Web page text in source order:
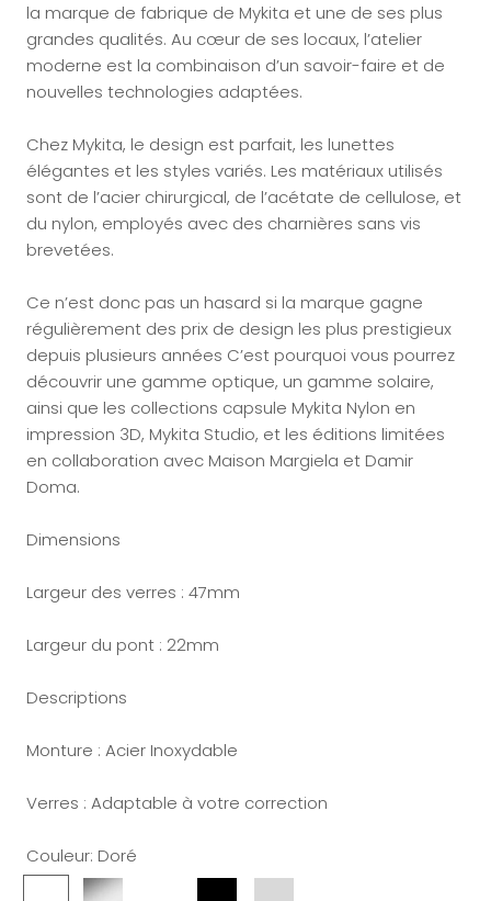
la marque de fabrique de Mykita et une de ses plus
grandes qualités. Au cœur de ses locaux, l’atelier
moderne est la combinaison d’un savoir-faire et de
nouvelles technologies adaptées.
Chez Mykita, le design est parfait, les lunettes
élégantes et les styles variés. Les matériaux utilisés
sont de l’acier chirurgical, de l’acétate de cellulose, et
du nylon, employés avec des charnières sans vis
brevetées.
Ce n’est donc pas un hasard si la marque gagne
régulièrement des prix de design les plus prestigieux
depuis plusieurs années C’est pourquoi vous pourrez
découvrir une gamme optique, un gamme solaire,
ainsi que les collections capsule Mykita Nylon en
impression 3D, Mykita Studio, et les éditions limitées
en collaboration avec Maison Margiela et Damir
Doma.
Dimensions
Largeur des verres : 47mm
Largeur du pont : 22mm
Descriptions
Monture : Acier Inoxydable
Verres : Adaptable à votre correction
Couleur: Doré
Argent